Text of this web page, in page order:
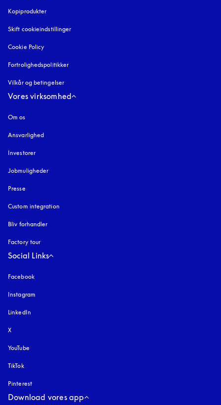
Kopiprodukter
Skift cookieindstillinger
Cookie Policy
Fortrolighedspolitikker
Vilkår og betingelser
Vores virksomhed
Om os
Ansvarlighed
Investorer
Jobmuligheder
Presse
Custom integration
Bliv forhandler
Factory tour
Social Links
Facebook
Instagram
LinkedIn
X
YouTube
TikTok
Pinterest
Download vores app